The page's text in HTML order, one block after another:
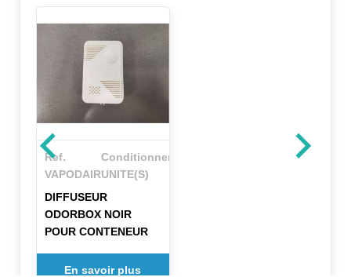
Ref.
VAPODAIR
Conditionnement
UNITE(S)
DIFFUSEUR
ODORBOX NOIR
POUR CONTENEUR
En savoir plus